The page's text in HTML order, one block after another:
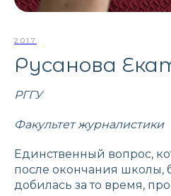
2017
Русанова
РГГУ
Факультет журналистики
Единственный вопрос,
после окончания школы,
добилась за то время,